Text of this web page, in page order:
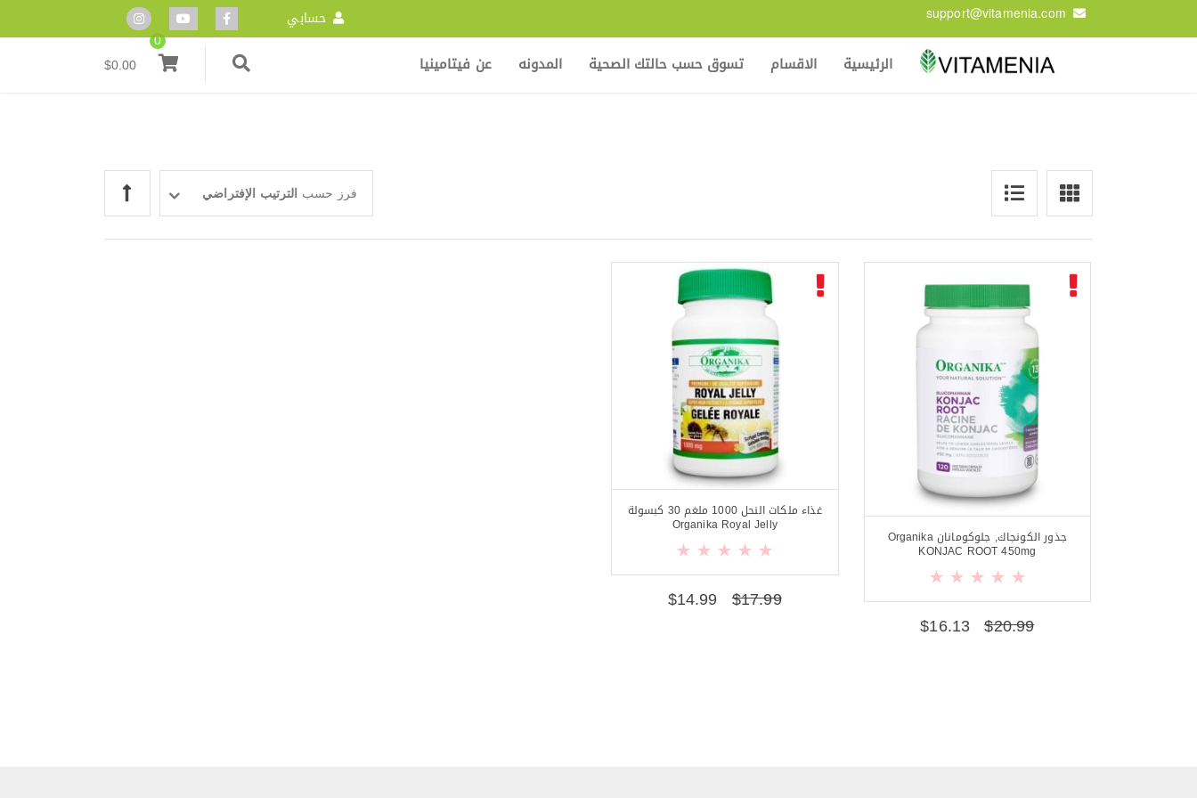
support@vitamenia.com حسابي
الرئيسية الاقسام تسوق حسب حالتك الصحية المدونه عن فيتامينيا
0
$0.00
فرز حسب الترتيب الإفتراضي
جذور الكونجاك, جلوكومانان Organika
KONJAC ROOT 450mg
$20.99
$16.13
غذاء ملكات النحل 1000 ملغم 30 كبسولة
Organika Royal Jelly
$17.99
$14.99